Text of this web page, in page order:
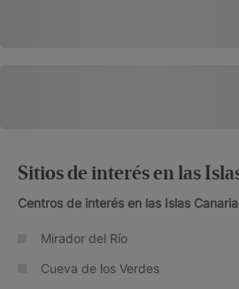
Sitios de interés en las
Centros de interés en las Islas
Mirador del Río
Cueva de los Verdes